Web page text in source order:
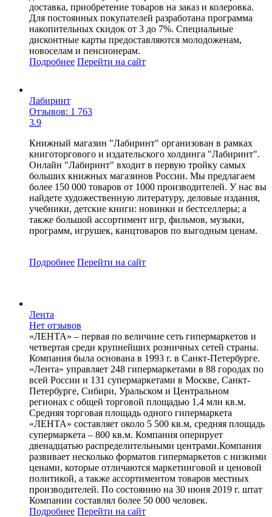
доставка, приобретение товаров на заказ и колеровка.
Для постоянных покупателей разработана программа
накопительных скидок от 3 до 7%. Специальные
дисконтные карты предоставляются молодоженам,
новоселам и пенсионерам.
Подробнее Перейти на сайт
Лабиринт
Отзывов: 1 763
3.9
Книжный магазин "Лабиринт" организован в рамках
книготоргового и издательского холдинга "Лабиринт".
Онлайн "Лабиринт" входит в первую тройку самых
больших книжных магазинов России. Мы предлагаем
более 150 000 товаров от 1000 производителей. У нас вы
найдете художественную литературу, деловые издания,
учебники, детские книги: новинки и бестселлеры; а
также большой ассортимент игр, фильмов, музыки,
программ, игрушек, канцтоваров по выгодным ценам.
Подробнее Перейти на сайт
Лента
Нет отзывов
«ЛЕНТА» – первая по величине сеть гипермаркетов и
четвертая среди крупнейших розничных сетей страны.
Компания была основана в 1993 г. в Санкт-Петербурге.
«Лента» управляет 248 гипермаркетами в 88 городах по
всей России и 131 супермаркетами в Москве, Санкт-
Петербурге, Сибири, Уральском и Центральном
регионах с общей торговой площадью 1,4 млн кв.м.
Средняя торговая площадь одного гипермаркета
«ЛЕНТА» составляет около 5 500 кв.м, средняя площадь
супермаркета – 800 кв.м. Компания оперирует
двенадцатью распределительными центрами.Компания
развивает несколько форматов гипермаркетов с низкими
ценами, которые отличаются маркетинговой и ценовой
политикой, а также ассортиментом товаров местных
производителей. По состоянию на 30 июня 2019 г. штат
Компании составлял более 50 000 человек.
Подробнее Перейти на сайт